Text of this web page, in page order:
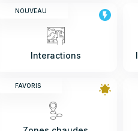
NOUVEAU
Interactions
FAVORIS